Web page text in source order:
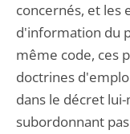
concernés, et les
d'information du
même code, ces
doctrines
dans le décret
subordonnant